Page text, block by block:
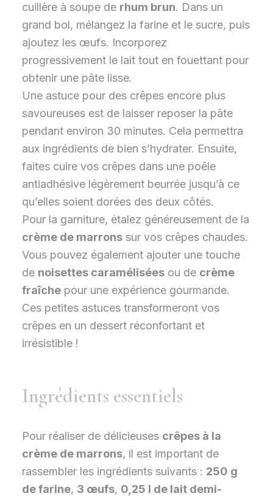
cuillère à soupe de rhum brun. Dans un
grand bol, mélangez la farine et le sucre, puis
ajoutez les œufs. Incorporez
progressivement le lait tout en fouettant pour
obtenir une pâte lisse.
Une astuce pour des crêpes encore plus
savoureuses est de laisser reposer la pâte
pendant environ 30 minutes. Cela permettra
aux ingrédients de bien s’hydrater. Ensuite,
faites cuire vos crêpes dans une poêle
antiadhésive légèrement beurrée jusqu’à ce
qu’elles soient dorées des deux côtés.
Pour la garniture, étalez généreusement de la
crème de marronssur vos crêpes chaudes.
Vous pouvez également ajouter une touche
de noisettes caraméliséesou de crème
fraîchepour une expérience gourmande.
Ces petites astuces transformeront vos
crêpes en un dessert réconfortant et
irrésistible !
Ingrédients essentiels
Pour réaliser de délicieuses crêpes à la
crème de marrons, il est important de
rassembler les ingrédients suivants : 250 g
de farine, 3 œufs, 0,25 l de lait demi-